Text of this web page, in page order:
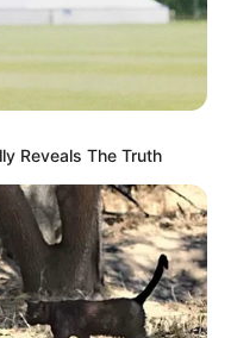
Reveals The Truth